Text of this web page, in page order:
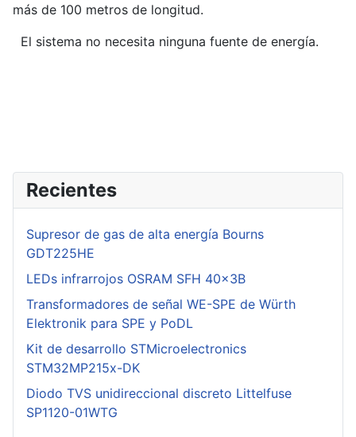
más de 100 metros de longitud.
El sistema no necesita ninguna fuente de energía.
Recientes
Supresor de gas de alta energía Bourns
GDT225HE
LEDs infrarrojos OSRAM SFH 40x3B
Transformadores de señal WE-SPE de Würth
Elektronik para SPE y PoDL
Kit de desarrollo STMicroelectronics
STM32MP215x-DK
Diodo TVS unidireccional discreto Littelfuse
SP1120-01WTG